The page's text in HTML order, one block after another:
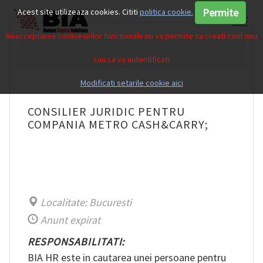
CONSILIER JURIDIC PENTRU
COMPANIA METRO CASH&CARRY;
Localitate: Bucuresti
Anunt expirat
RESPONSABILITATI:
BIA HR este in cautarea unei persoane pentru
Acest site utilizeaza cookies. Cititi politica cookie. Permite
Neacceptarea cookie-urilor functionale nu va permite sa creati cont nou
sau sa va autentificati
Modificati setarile cookie aici